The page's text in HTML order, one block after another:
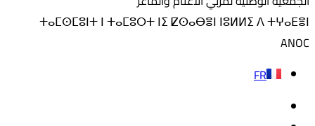
ⵜⴰⵎⵙⵎⵓⵏⵜ ⵏ ⵜⴰⵎⵓⵔⵜ ⵏⵉ ⵇⵙⴰⴱⴻⵏ ⵏⵓⵍⵍⵉ ⴷ ⵜⵖⴰⴹⴻⵏ
ANOC
FR